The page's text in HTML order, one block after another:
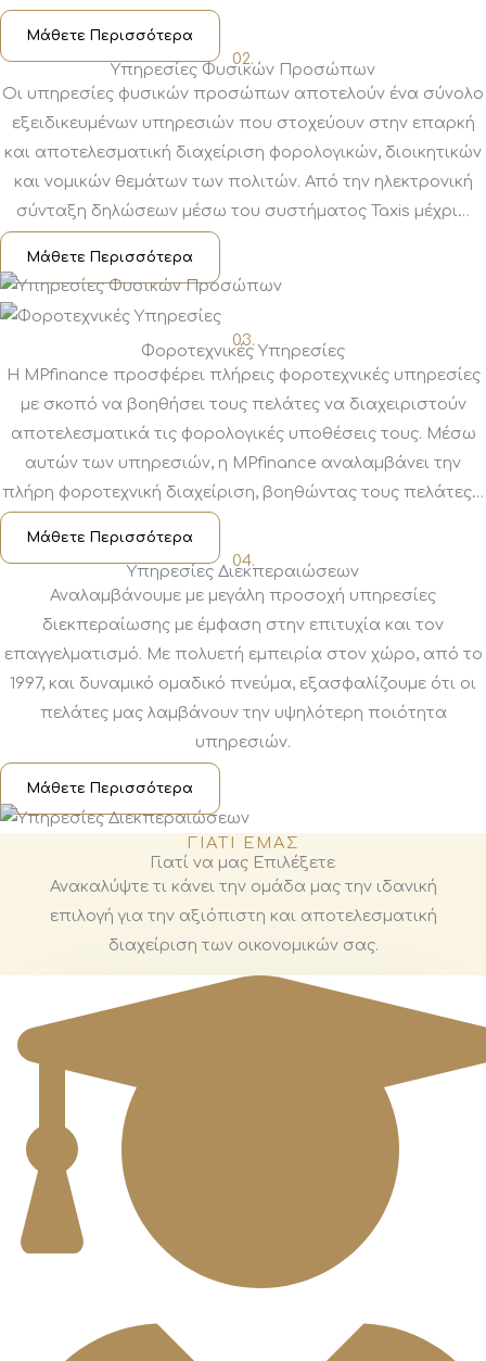
Μάθετε Περισσότερα
02.
Υπηρεσίες Φυσικών Προσώπων
Οι υπηρεσίες φυσικών προσώπων αποτελούν ένα σύνολο
εξειδικευμένων υπηρεσιών που στοχεύουν στην επαρκή
και αποτελεσματική διαχείριση φορολογικών, διοικητικών
και νομικών θεμάτων των πολιτών. Από την ηλεκτρονική
σύνταξη δηλώσεων μέσω του συστήματος Taxis μέχρι…
Μάθετε Περισσότερα
03.
Φοροτεχνικές Υπηρεσίες
Η MPfinance προσφέρει πλήρεις φοροτεχνικές υπηρεσίες
με σκοπό να βοηθήσει τους πελάτες να διαχειριστούν
αποτελεσματικά τις φορολογικές υποθέσεις τους. Μέσω
αυτών των υπηρεσιών, η MPfinance αναλαμβάνει την
πλήρη φοροτεχνική διαχείριση, βοηθώντας τους πελάτες…
Μάθετε Περισσότερα
04.
Υπηρεσίες Διεκπεραιώσεων
Αναλαμβάνουμε με μεγάλη προσοχή υπηρεσίες
διεκπεραίωσης με έμφαση στην επιτυχία και τον
επαγγελματισμό. Με πολυετή εμπειρία στον χώρο, από το
1997, και δυναμικό ομαδικό πνεύμα, εξασφαλίζουμε ότι οι
πελάτες μας λαμβάνουν την υψηλότερη ποιότητα
υπηρεσιών.
Μάθετε Περισσότερα
ΓΙΑΤΙ ΕΜΑΣ
Γιατί να μας Επιλέξετε
Ανακαλύψτε τι κάνει την ομάδα μας την ιδανική
επιλογή για την αξιόπιστη και αποτελεσματική
διαχείριση των οικονομικών σας.